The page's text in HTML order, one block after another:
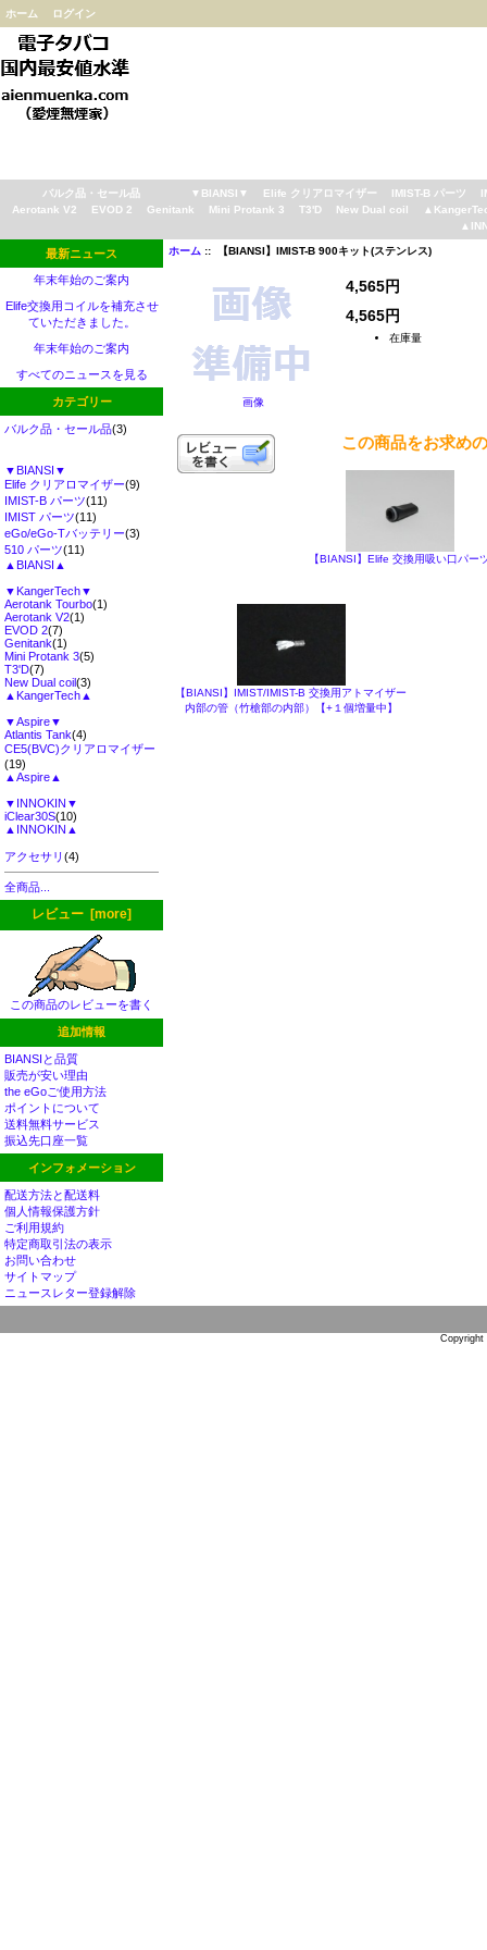
ホーム ログイン
バルク品・セール品 ▼BIANSI▼ Elife クリアロマイザー IMIST-B パーツ
Aerotank V2
EVOD 2 Genitank Mini Protank 3 T3'D New Dual coil
最新ニュース
年末年始のご案内
Elife交換用コイルを補充させ
ていただきました。
年末年始のご案内
すべてのニュースを見る
カテゴリー
バルク品・セール品(3)
▼BIANSI▼
Elife クリアロマイザー(9)
IMIST-B パーツ(11)
IMIST パーツ(11)
eGo/eGo-Tバッテリー(3)
510 パーツ(11)
▲BIANSI▲
▼KangerTech▼
Aerotank Tourbo(1)
Aerotank V2(1)
EVOD 2(7)
Genitank(1)
Mini Protank 3(5)
T3'D(7)
New Dual coil(3)
▲KangerTech▲
▼Aspire▼
Atlantis Tank(4)
CE5(BVC)クリアロマイザー
(19)
▲Aspire▲
▼INNOKIN▼
iClear30S(10)
▲INNOKIN▲
アクセサリ(4)
全商品...
レビュー [more]
この商品のレビューを書く
追加情報
BIANSIと品質
販売が安い理由
the eGoご使用方法
ポイントについて
送料無料サービス
振込先口座一覧
インフォメーション
配送方法と配送料
個人情報保護方針
ご利用規約
特定商取引法の表示
お問い合わせ
サイトマップ
ニュースレター登録解除
ホーム :: 【BIANSI】IMIST-B 900キット(ステンレス)
画像
4,565円
4,565円
在庫量
この商品をお求め
【BIANSI】Elife 交換用吸い口パー
【BIANSI】IMIST/IMIST-B 交換用アトマイザー
内部の管（竹槍部の内部）【+１個増量中】